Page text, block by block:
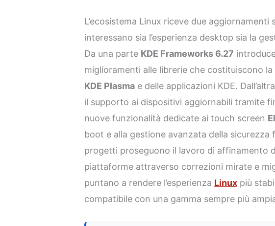
L’ecosistema Linux riceve due aggiornamenti
interessano sia l’esperienza desktop sia la
Da una parte KDE Frameworks 6.27
miglioramenti alle librerie che costituiscono
KDE Plasma e delle applicazioni KDE.
il supporto ai dispositivi aggiornabili tramite
nuove funzionalità dedicate ai touch screen
boot e alla gestione avanzata della sicurezza
progetti proseguono il lavoro di affinamento
piattaforme attraverso correzioni mirate e
puntano a rendere l’esperienza Linux più
compatibile con una gamma sempre più